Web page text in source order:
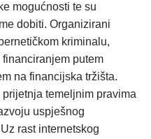
mogućnosti te su
dobiti. Organizirani
kriminalu,
putem
na financijska tržišta.
temeljnim pravima
uspješnog
rast internetskog